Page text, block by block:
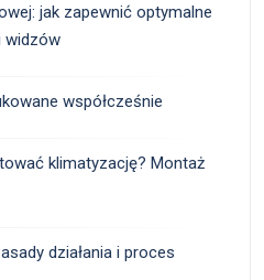
jak zapewnić optymalne
widzów
współcześnie
klimatyzację? Montaż
działania i proces